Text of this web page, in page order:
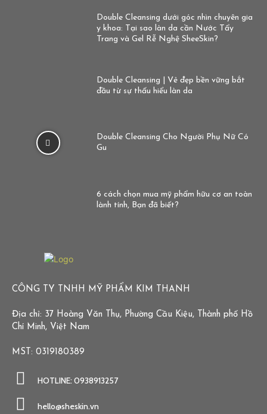
Double Cleansing dưới góc nhìn chuyên gia
y khoa: Tại sao làn da cần Nước Tẩy
Trang và Gel Rễ Nghệ SheeSkin?
Double Cleansing | Vẻ đẹp bền vững bắt
đầu từ sự thấu hiểu làn da
Double Cleansing Cho Người Phụ Nữ Có
Gu
6 cách chọn mua mỹ phẩm hữu cơ an toàn
lành tính, Bạn đã biết?
CÔNG TY TNHH MỸ PHẨM KIM THANH
Địa chỉ: 37 Hoàng Văn Thụ, Phường Cầu Kiệu, Thành phố Hồ
Chí Minh, Việt Nam
MST: 0319180389
HOTLINE: 0938913257
hello@sheskin.vn